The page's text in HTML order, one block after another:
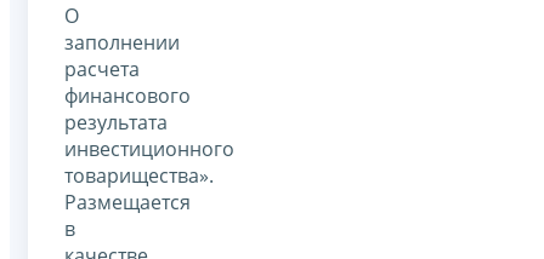
О
заполнении
расчета
финансового
результата
инвестиционного
товарищества».
Размещается
в